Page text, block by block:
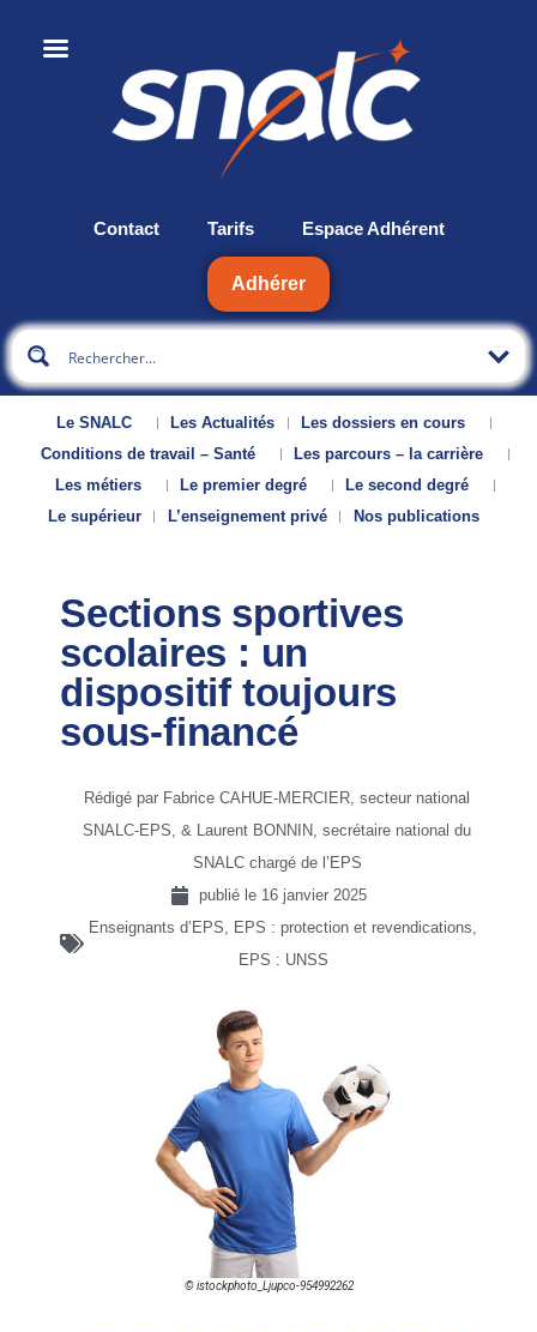
Contact Tarifs Espace Adhérent
Adhérer
Le SNALC Les Actualités
Les dossiers en cours
Conditions de travail – Santé
Les parcours – la carrière
Les métiers
Le premier degré
Le second degré
Le supérieur
L’enseignement privé Nos publications
Sections sportives
scolaires : un
dispositif toujours
sous-financé
Rédigé par Fabrice CAHUE-MERCIER, secteur national
SNALC-EPS, & Laurent BONNIN, secrétaire national du
SNALC chargé de l’EPS
publié le 16 janvier 2025
Enseignants d’EPS, EPS : protection et revendications,
EPS : UNSS
© istockphoto_Ljupco-954992262